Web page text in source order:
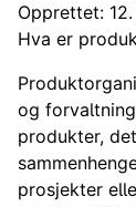
Opprettet:
Hva er
og
produkter,
prosjekter